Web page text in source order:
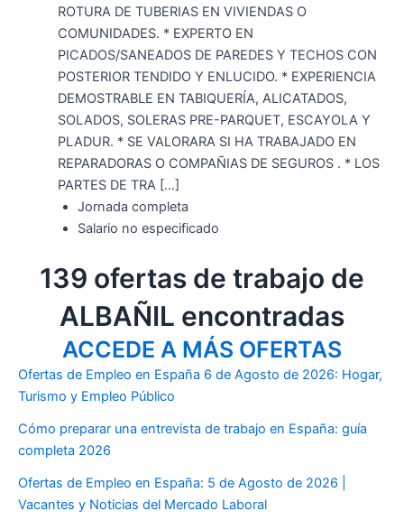
ROTURA DE TUBERIAS EN VIVIENDAS O
COMUNIDADES. * EXPERTO EN
PICADOS/SANEADOS DE PAREDES Y TECHOS CON
POSTERIOR TENDIDO Y ENLUCIDO. * EXPERIENCIA
DEMOSTRABLE EN TABIQUERÍA, ALICATADOS,
SOLADOS, SOLERAS PRE-PARQUET, ESCAYOLA Y
PLADUR. * SE VALORARA SI HA TRABAJADO EN
REPARADORAS O COMPAÑIAS DE SEGUROS . * LOS
PARTES DE TRA […]
Jornada completa
Salario no especificado
139 ofertas de trabajo de
ALBAÑIL encontradas
ACCEDE A MÁS OFERTAS
Ofertas de Empleo en España 6 de Agosto de 2026: Hogar,
Turismo y Empleo Público
Cómo preparar una entrevista de trabajo en España: guía
completa 2026
Ofertas de Empleo en España: 5 de Agosto de 2026 |
Vacantes y Noticias del Mercado Laboral